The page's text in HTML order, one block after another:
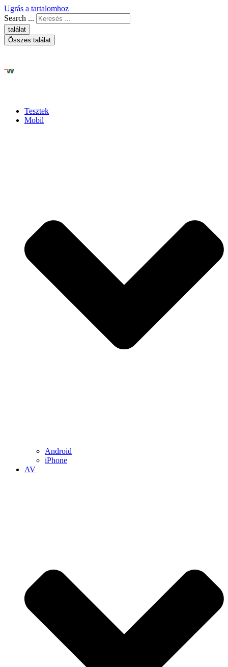
Ugrás a tartalomhoz
Search ...
találat
Összes találat
Tesztek
Mobil
Android
iPhone
AV